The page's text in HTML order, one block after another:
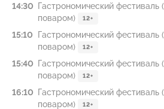
14:30
Гастрономический
поваром)
12+
15:10
Гастрономический
поваром)
12+
15:40
Гастрономический
поваром)
12+
16:10
Гастрономический
поваром)
12+